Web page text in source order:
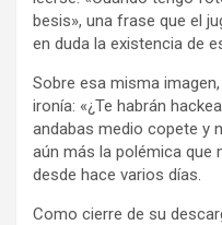
besis», una frase que el
en duda la existencia de
Sobre esa misma
ironía: «¿Te habrán
andabas medio copete y
aún más la polémica que
desde hace varios días.
Como cierre de su